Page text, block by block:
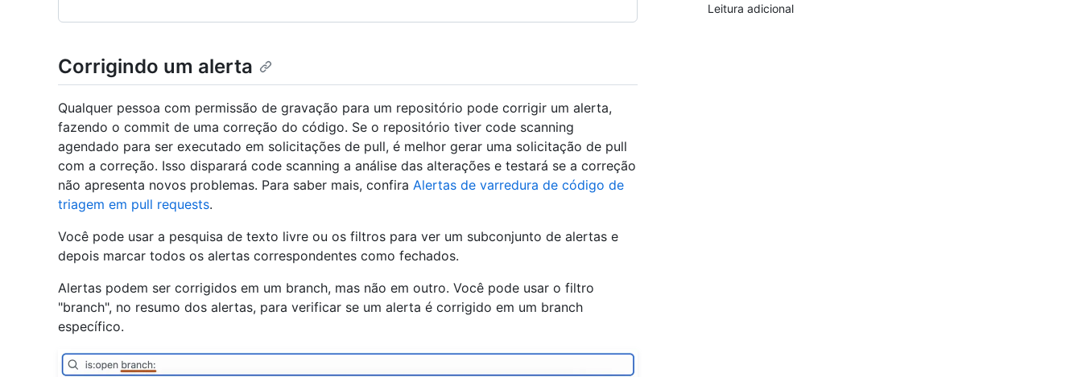
Leitura adicional
Corrigindo um alerta
Qualquer pessoa com permissão de gravação para um repositório pode corrigir um alerta,
fazendo o commit de uma correção do código. Se o repositório tiver code scanning
agendado para ser executado em solicitações de pull, é melhor gerar uma solicitação de pull
com a correção. Isso disparará code scanning a análise das alterações e testará se a correção
não apresenta novos problemas. Para saber mais, confira Alertas de varredura de código de
triagem em pull requests.
Você pode usar a pesquisa de texto livre ou os filtros para ver um subconjunto de alertas e
depois marcar todos os alertas correspondentes como fechados.
Alertas podem ser corrigidos em um branch, mas não em outro. Você pode usar o filtro
"branch", no resumo dos alertas, para verificar se um alerta é corrigido em um branch
específico.